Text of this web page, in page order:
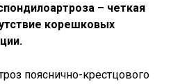
– четкая
корешковых
пояснично-крестцового